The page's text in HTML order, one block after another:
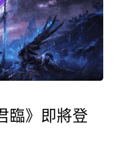
臨》即將登